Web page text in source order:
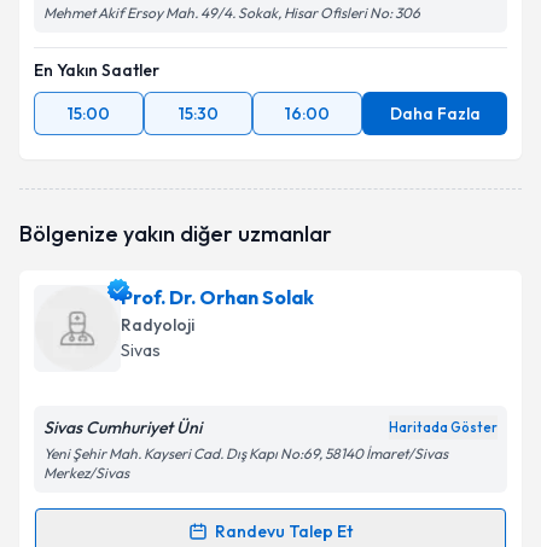
Mehmet Akif Ersoy Mah. 49/4. Sokak, Hisar Ofisleri No: 306
En Yakın Saatler
15:00
15:30 16:00 Daha Fazla
Bölgenize yakın diğer uzmanlar
Prof. Dr. Orhan Solak
Radyoloji
Sivas
Sivas Cumhuriyet Üni Haritada Göster
Yeni Şehir Mah. Kayseri Cad. Dış Kapı No:69, 58140 İmaret/Sivas
Merkez/Sivas
Randevu Talep Et